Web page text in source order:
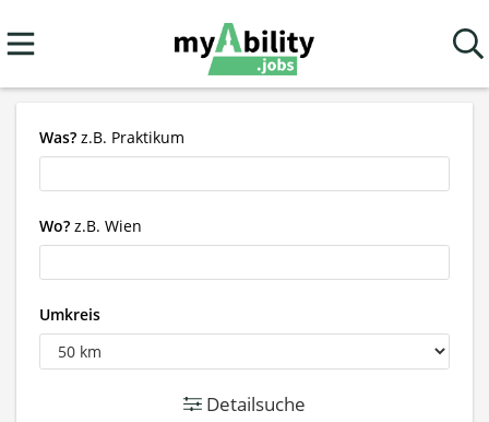
Was? z.B. Praktikum
Wo? z.B. Wien
Umkreis
Detailsuche